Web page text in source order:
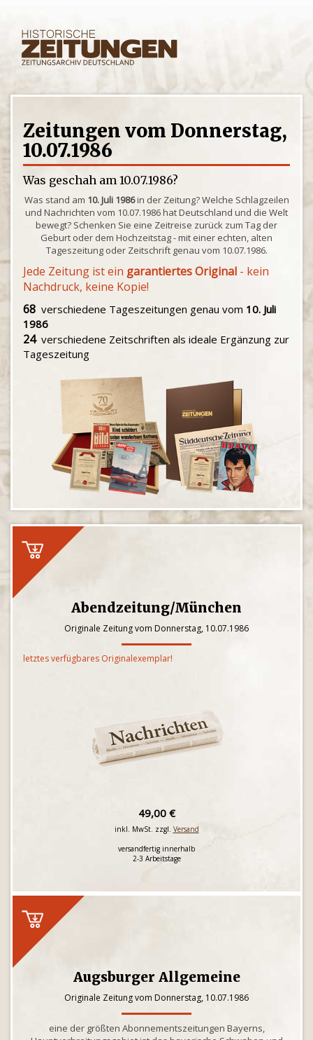
Zeitungen vom Donnerstag,
10.07.1986
Was geschah am 10.07.1986?
Was stand am 10. Juli 1986in der Zeitung? Welche Schlagzeilen
und Nachrichten vom 10.07.1986 hat Deutschland und die Welt
bewegt? Schenken Sie eine Zeitreise zurück zum Tag der
Geburt oder dem Hochzeitstag - mit einer echten, alten
Tageszeitung oder Zeitschrift genau vom 10.07.1986.
Jede Zeitung ist ein garantiertes Original - kein
Nachdruck, keine Kopie!
68 verschiedene Tageszeitungen genau vom 10. Juli
1986
24verschiedene Zeitschriften als ideale Ergänzung zur
Tageszeitung
Abendzeitung/München
Originale Zeitung vom Donnerstag, 10.07.1986
letztes verfügbares Originalexemplar!
49,00 €
inkl. MwSt. zzgl. Versand
versandfertig innerhalb
2-3 Arbeitstage
Augsburger Allgemeine
Originale Zeitung vom Donnerstag, 10.07.1986
eine der größten Abonnementszeitungen Bayerns,